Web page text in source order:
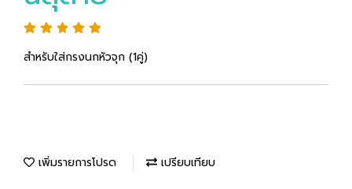
สำหรับใส่กรงนกหัวจุก (1คู่)
เพิ่มรายการโปรด เปรียบเทียบ